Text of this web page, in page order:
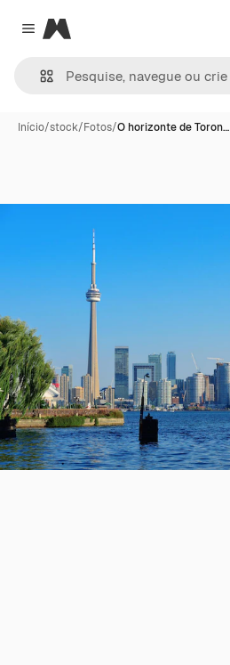
Close menu
Magnific
Início/stock/Fotos/O horizonte de Toron…